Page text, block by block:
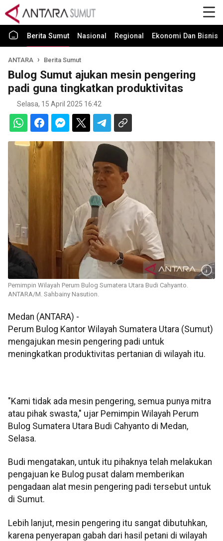
Berita Sumut Nasional Regional Ekonomi Dan Bisnis
ANTARA Berita Sumut
Bulog Sumut ajukan mesin pengering
padi guna tingkatkan produktivitas
Selasa, 15 April 2025 16:42
Pemimpin Wilayah Perum Bulog Sumatera Utara Budi Cahyanto.
ANTARA/M. Sahbainy Nasution.
Medan (ANTARA) -
Perum Bulog Kantor Wilayah Sumatera Utara (Sumut)
mengajukan mesin pengering padi untuk
meningkatkan produktivitas pertanian di wilayah itu.
"Kami tidak ada mesin pengering, semua punya mitra
atau pihak swasta," ujar Pemimpin Wilayah Perum
Bulog Sumatera Utara Budi Cahyanto di Medan,
Selasa.
Budi mengatakan, untuk itu pihaknya telah melakukan
pengajuan ke Bulog pusat dalam memberikan
pengadaan alat mesin pengering padi tersebut untuk
di Sumut.
Lebih lanjut, mesin pengering itu sangat dibutuhkan,
karena penyerapan gabah dari hasil petani di wilayah